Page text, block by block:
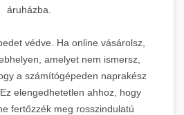
áruházba.
védve. Ha online vásárolsz,
amelyet nem ismersz,
a számítógépeden naprakész
elengedhetetlen ahhoz, hogy
fertőzzék meg rosszindulatú